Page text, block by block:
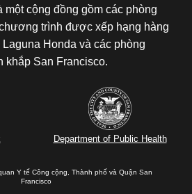
Department of Public Health
cộng đồng gồm các phòng
trình được xếp hạng hàng
Honda và các phòng
khắp San Francisco.
Y tế Công cộng, Thành phố và Quận San
Francisco